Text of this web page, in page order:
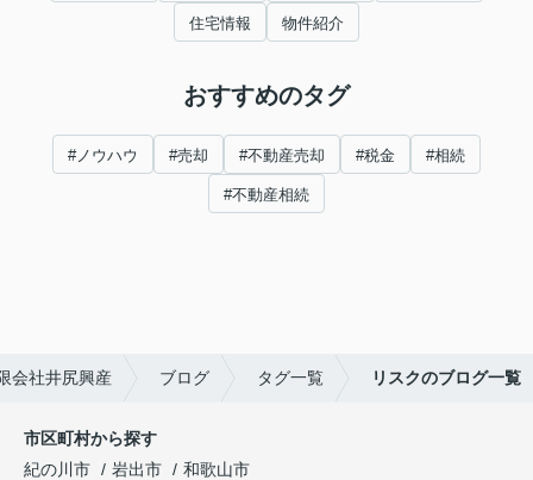
住宅情報 物件紹介
おすすめのタグ
#ノウハウ #売却 #不動産売却 #税金 #相続
#不動産相続
会社井尻興産 ブログ タグ一覧 リスクのブログ一覧
市区町村から探す
紀の川市
岩出市
和歌山市